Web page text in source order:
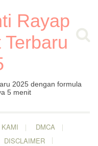
Rayap
2025 dengan formula
5 menit
KAMI
DMCA
DISCLAIMER